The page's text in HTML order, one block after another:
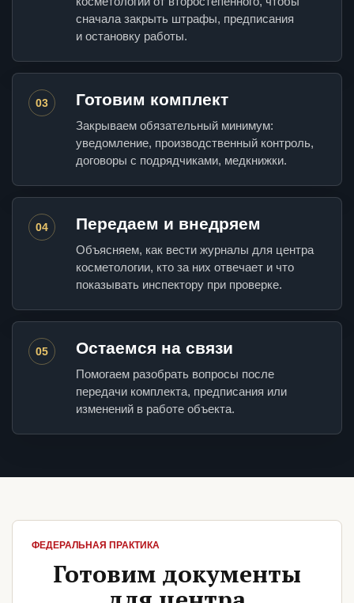
сначала закрыть штрафы, предписания
и остановку работы.
03 Готовим комплект
Закрываем обязательный минимум:
уведомление, производственный контроль,
договоры с подрядчиками, медкнижки.
04 Передаем и внедряем
Объясняем, как вести журналы для центра
косметологии, кто за них отвечает и что
показывать инспектору при проверке.
05 Остаемся на связи
Помогаем разобрать вопросы после
передачи комплекта, предписания или
изменений в работе объекта.
ФЕДЕРАЛЬНАЯ ПРАКТИКА
Готовим документы